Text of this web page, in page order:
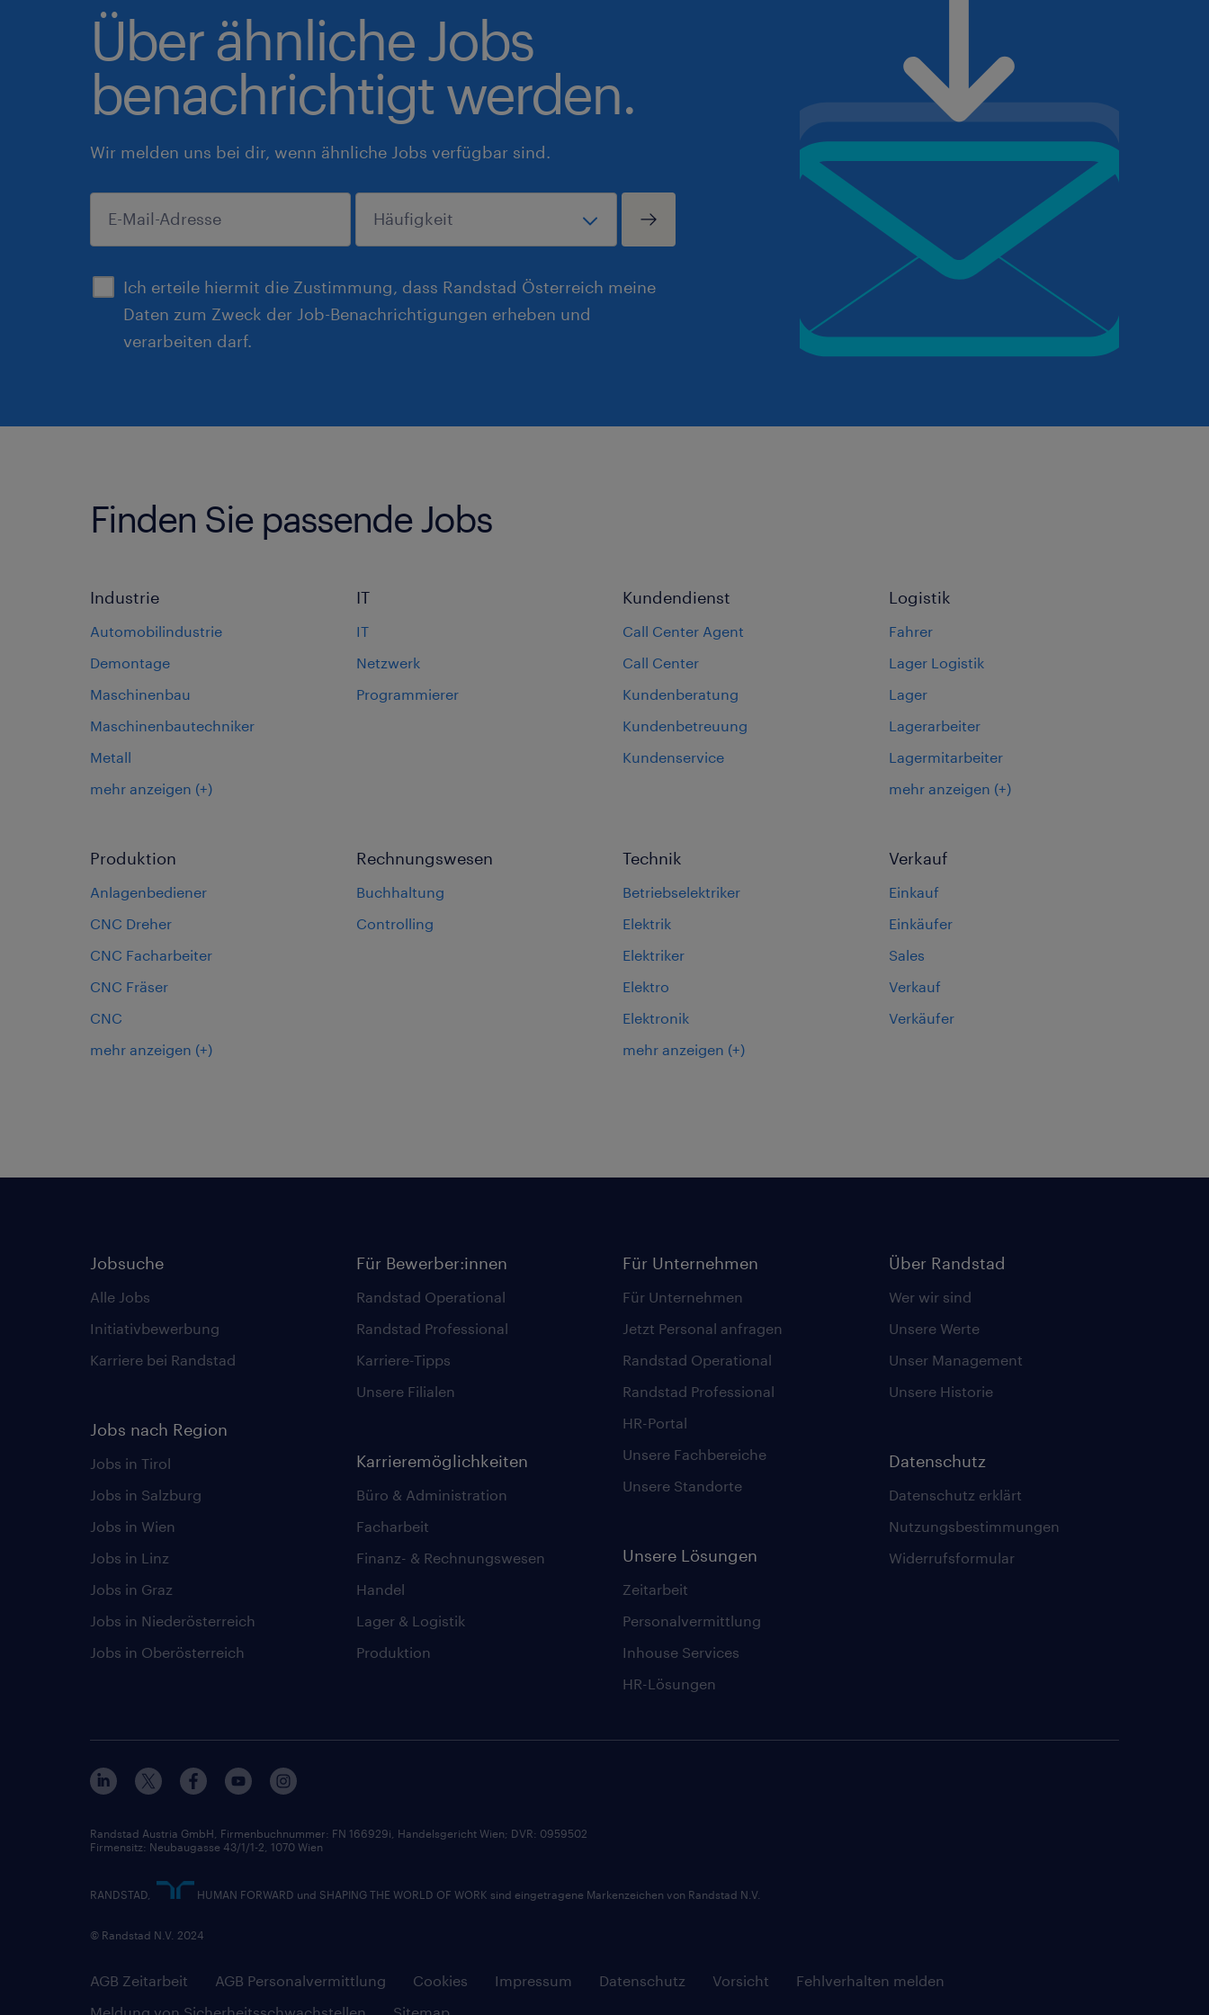
Über ähnliche Jobs
benachrichtigt werden.
Wir melden uns bei dir, wenn ähnliche Jobs verfügbar sind.
Ich erteile hiermit die Zustimmung, dass Randstad Österreich meine
Daten zum Zweck der Job-Benachrichtigungen erheben und
verarbeiten darf.
einreichen
Finden Sie passende Jobs
Industrie
Automobilindustrie
Demontage
Maschinenbau
Maschinenbautechniker
Metall
mehr anzeigen (+)
IT
IT
Netzwerk
Programmierer
Kundendienst
Call Center Agent
Call Center
Kundenberatung
Kundenbetreuung
Kundenservice
Logistik
Fahrer
Lager Logistik
Lager
Lagerarbeiter
Lagermitarbeiter
mehr anzeigen (+)
Produktion
Anlagenbediener
CNC Dreher
CNC Facharbeiter
CNC Fräser
CNC
mehr anzeigen (+)
Rechnungswesen
Buchhaltung
Controlling
Technik
Betriebselektriker
Elektrik
Elektriker
Elektro
Elektronik
mehr anzeigen (+)
Verkauf
Einkauf
Einkäufer
Sales
Verkauf
Verkäufer
Jobsuche
Alle Jobs
Initiativbewerbung
Karriere bei Randstad
Jobs nach Region
Jobs in Tirol
Jobs in Salzburg
Jobs in Wien
Jobs in Linz
Jobs in Graz
Jobs in Niederösterreich
Jobs in Oberösterreich
Für Bewerber:innen
Randstad Operational
Randstad Professional
Karriere-Tipps
Unsere Filialen
Karrieremöglichkeiten
Büro & Administration
Facharbeit
Finanz- & Rechnungswesen
Handel
Lager & Logistik
Produktion
Für Unternehmen
Für Unternehmen
Jetzt Personal anfragen
Randstad Operational
Randstad Professional
HR-Portal
Unsere Fachbereiche
Unsere Standorte
Unsere Lösungen
Zeitarbeit
Personalvermittlung
Inhouse Services
HR-Lösungen
Über Randstad
Wer wir sind
Unsere Werte
Unser Management
Unsere Historie
Datenschutz
Datenschutz erklärt
Nutzungsbestimmungen
Widerrufsformular
AGB Zeitarbeit AGB Personalvermittlung Cookies Impressum Datenschutz Vorsicht
Fehlverhalten melden
Randstad Austria GmbH, Firmenbuchnummer: FN 166929i, Handelsgericht Wien; DVR: 0959502
Firmensitz: Neubaugasse 43/1/1-2, 1070 Wien
RANDSTAD, HUMAN FORWARD und SHAPING THE WORLD OF WORK sind eingetragene Markenzeichen von Randstad N.V.
© Randstad N.V. 2024